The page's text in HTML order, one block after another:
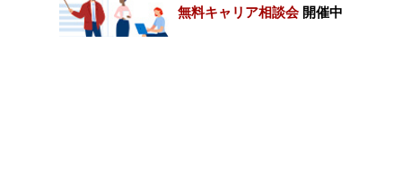
無料キャリア相談会 開催中